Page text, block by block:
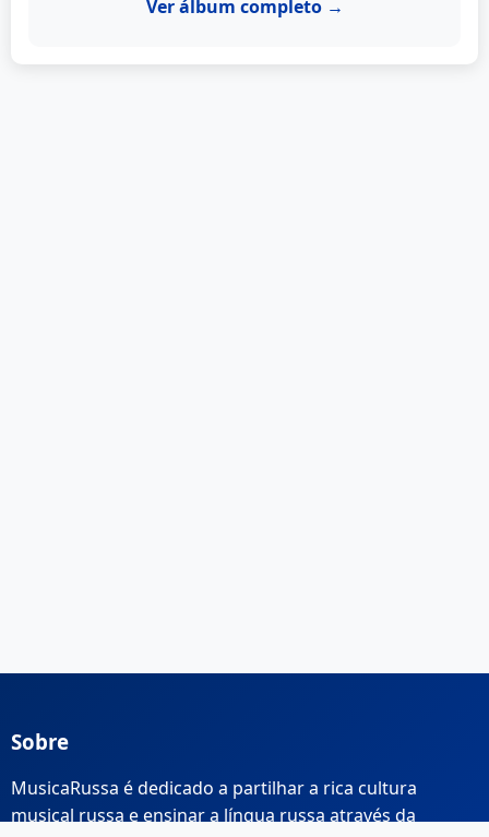
Ver álbum completo →
Sobre
MusicaRussa é dedicado a partilhar a rica cultura
musical russa e ensinar a língua russa através da